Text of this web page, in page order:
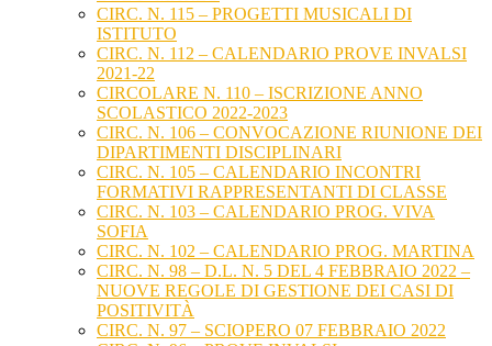
CIRC. N. 115 – PROGETTI MUSICALI DI
ISTITUTO
CIRC. N. 112 – CALENDARIO PROVE INVALSI
2021-22
CIRCOLARE N. 110 – ISCRIZIONE ANNO
SCOLASTICO 2022-2023
CIRC. N. 106 – CONVOCAZIONE RIUNIONE DEI
DIPARTIMENTI DISCIPLINARI
CIRC. N. 105 – CALENDARIO INCONTRI
FORMATIVI RAPPRESENTANTI DI CLASSE
CIRC. N. 103 – CALENDARIO PROG. VIVA
SOFIA
CIRC. N. 102 – CALENDARIO PROG. MARTINA
CIRC. N. 98 – D.L. N. 5 DEL 4 FEBBRAIO 2022 –
NUOVE REGOLE DI GESTIONE DEI CASI DI
POSITIVITÀ
CIRC. N. 97 – SCIOPERO 07 FEBBRAIO 2022